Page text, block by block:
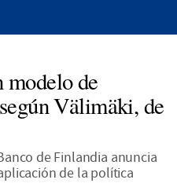
modelo de
Välimäki, de
de Finlandia anuncia
de la política